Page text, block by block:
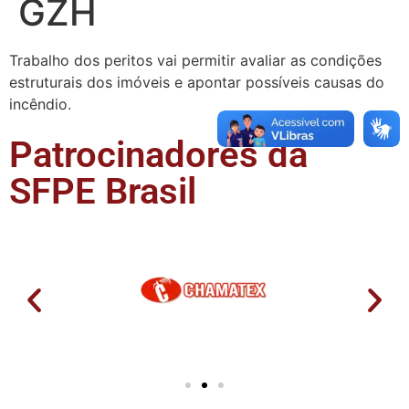
GZH
Trabalho dos peritos vai permitir avaliar as condições
estruturais dos imóveis e apontar possíveis causas do
incêndio.
Patrocinadores da
SFPE Brasil